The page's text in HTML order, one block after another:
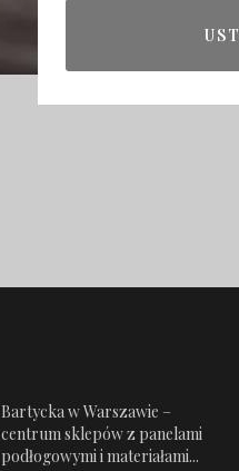
Bartycka w Warszawie –
centrum sklepów z panelami
podłogowymi i materiałami...